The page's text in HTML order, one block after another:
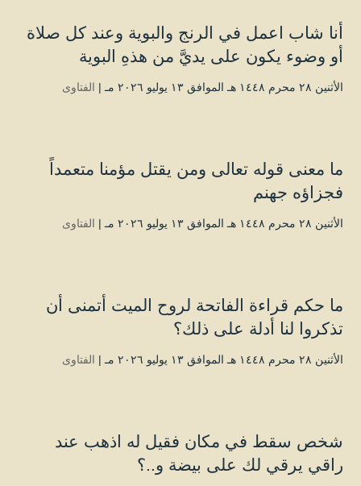
أنا شاب اعمل في الرنج والبوية وعند كل صلاة
أو وضوء يكون على يديَّ من هذهِ البوية
الأثنين ۲۸ محرم ۱٤٤۸ هـ الموافق ۱۳ يوليو ۲۰۲٦ مـ | الفتاوى
ما معنى قوله تعالى ومن يقتل مؤمنا متعمداً
فجزاؤه جهنم
الأثنين ۲۸ محرم ۱٤٤۸ هـ الموافق ۱۳ يوليو ۲۰۲٦ مـ | الفتاوى
ما حكم قراءة الفاتحة لروح الميت أتمنى أن
تذكروا لنا أدلة على ذلك؟
الأثنين ۲۸ محرم ۱٤٤۸ هـ الموافق ۱۳ يوليو ۲۰۲٦ مـ | الفتاوى
شخص سقط في مكان فقيل له اذهب عند
راقي يرقي لك على بيضة و..؟